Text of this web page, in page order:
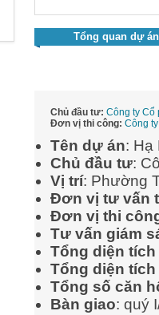
Tổng quan dự án
Chủ đầu tư: Công ty Cổ
Đơn vị thi công: Công
Tên dự án: Hạ
Chủ đầu tư:
Vị trí: Phường
Ðơn vị tư vấn
Ðơn vị thi
Tư vấn giám
Tổng diện
Tổng diện
Tổng số căn
Bàn giao: quý